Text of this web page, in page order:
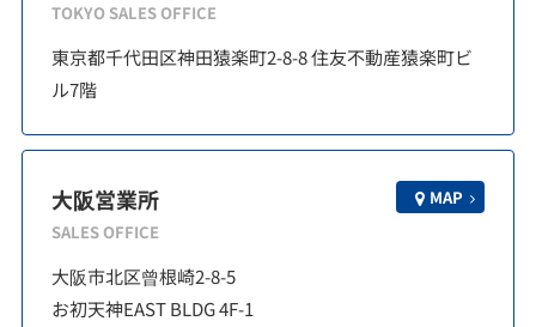
TOKYO SALES OFFICE
東京都千代田区神田猿楽町2-8-8 住友不動産猿楽町ビ
ル7階
大阪営業所
SALES OFFICE
MAP
大阪市北区曾根崎2-8-5
お初天神EAST BLDG 4F-1